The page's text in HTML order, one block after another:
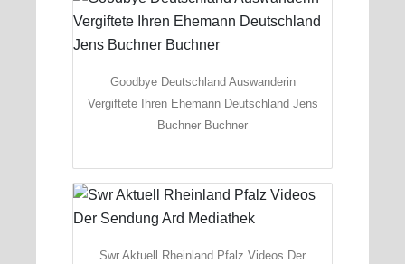
Goodbye Deutschland Auswanderin
Vergiftete Ihren Ehemann Deutschland Jens
Buchner Buchner
Swr Aktuell Rheinland Pfalz Videos Der